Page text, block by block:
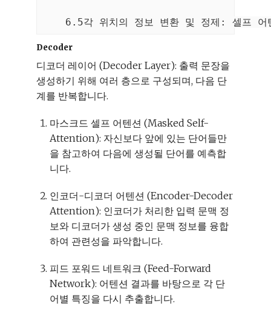
Decoder
디코더 레이어 (Decoder Layer): 출력 문장을
생성하기 위해 여러 층으로 구성되며, 다음 단
계를 반복합니다.
마스크드 셀프 어텐션 (Masked Self-
Attention): 자신보다 앞에 있는 단어들만
을 참고하여 다음에 생성될 단어를 예측합
니다.
인코더-디코더 어텐션 (Encoder-Decoder
Attention): 인코더가 처리한 입력 문맥 정
보와 디코더가 생성 중인 문맥 정보를 융합
하여 관련성을 파악합니다.
피드 포워드 네트워크 (Feed-Forward
Network): 어텐션 결과를 바탕으로 각 단
어별 특징을 다시 추출합니다.